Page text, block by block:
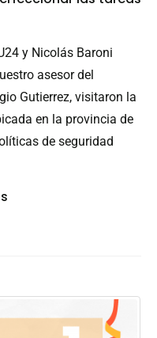
y Nicolás Baroni
asesor del
Gutierrez, visitaron la
en la provincia de
de seguridad